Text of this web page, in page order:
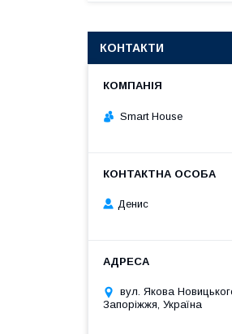
КОНТАКТИ
Smart House
Денис
вул. Якова
Запоріжжя, Україна